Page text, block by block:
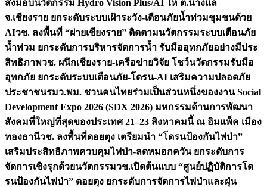
ส่งมอบนวัตกรรม Hydro Vision Plus/AI ให้ ต.นางแล
จ.เชียงราย ยกระดับระบบเฝ้าระวัง-เตือนภัยน้ำท่วมชุมชนด้วย
AIวช. ลงพื้นที่ “ฝายเชียงราย” ติดตามนวัตกรรมระบบเตือนภัย
น้ำท่วม ยกระดับการบริหารจัดการน้ำ รับมืออุทกภัยอย่างมีประ
สิทธิภาพวช. ผนึกเชียงราย-เครือข่ายวิจัย โชว์นวัตกรรมรับมือ
อุทกภัย ยกระดับระบบเตือนภัย-โดรน-AI เสริมความปลอดภัย
ประชาชนรมว.พม. ชวนคนไทยร่วมเป็นส่วนหนึ่งของงาน Social
Development Expo 2026 (SDX 2026) มหกรรมด้านการพัฒนา
สังคมที่ใหญ่ที่สุดของประเทศ 21–23 สิงหาคมนี้ ณ อิมแพ็ค เมือง
ทองธานีวช. ลงพื้นที่ดอยตุง เตรียมนำ “โดรนป้องกันไฟป่า”
เสริมประสิทธิภาพควบคุมไฟป่า-ลดหมอกควัน ยกระดับการ
จัดการเชิงรุกด้วยนวัตกรรมวช.เปิดต้นแบบ “ศูนย์ปฏิบัติการโด
รนป้องกันไฟป่า” ดอยตุง ยกระดับการจัดการไฟป่าและฝุ่น